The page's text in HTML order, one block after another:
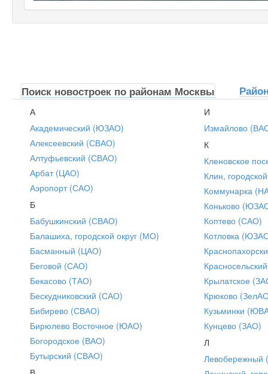
Поиск новостроек по районам Москвы
А
Академический (ЮЗАО)
Алексеевский (СВАО)
Алтуфьевский (СВАО)
Арбат (ЦАО)
Аэропорт (САО)
Б
Бабушкинский (СВАО)
Балашиха, городской округ (МО)
Басманный (ЦАО)
Беговой (САО)
Бекасово (ТАО)
Бескудниковский (САО)
Бибирево (СВАО)
Бирюлево Восточное (ЮАО)
Богородское (ВАО)
Бутырский (СВАО)
И
Измайлово
К
Кленовское
Клин,
Коммунарка
Коньково
Коптево (САО)
Котловка
Крылатское
Крюково
Кузьминки
Кунцево (ЗАО)
Л